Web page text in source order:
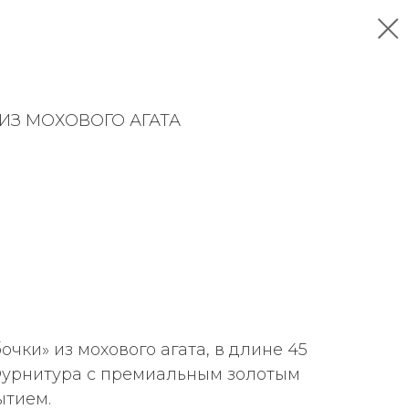
МОХОВОГО АГАТА
из мохового агата, в длине 45
с премиальным золотым